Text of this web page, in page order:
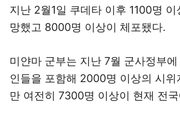
지난 2월1일 쿠데타 이후 1100명
망했고 8000명 이상이 체포됐다.
미얀마 군부는 지난 7월 군사정부
인들을 포함해 2000명 이상의 시위
만 여전히 7300명 이상이 현재 전